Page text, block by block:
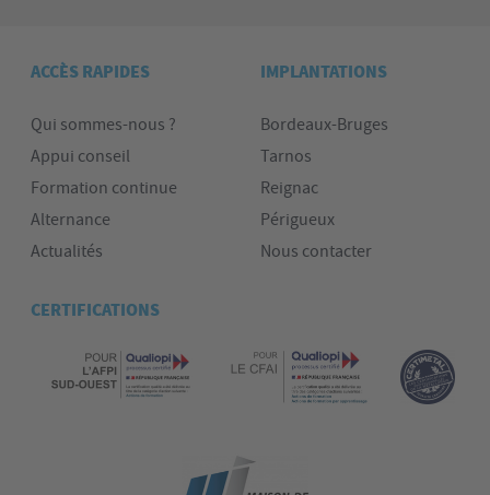
ACCÈS RAPIDES
Qui sommes-nous ?
Appui conseil
Formation continue
Alternance
Actualités
IMPLANTATIONS
Bordeaux-Bruges
Tarnos
Reignac
Périgueux
Nous contacter
CERTIFICATIONS